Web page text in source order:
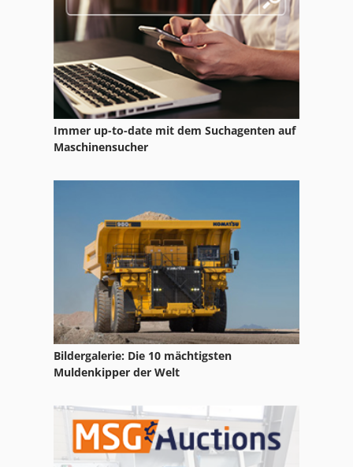
Immer up-to-date mit dem Suchagenten auf
Maschinensucher
Bildergalerie: Die 10 mächtigsten
Muldenkipper der Welt